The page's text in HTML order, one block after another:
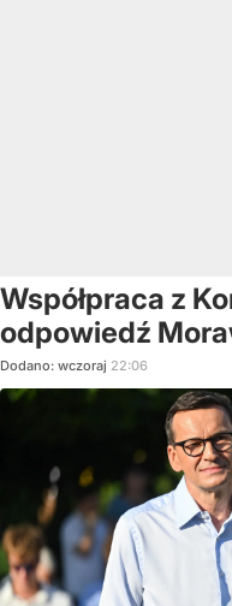
Współpraca z
odpowiedź
Dodano: wczoraj 22:06